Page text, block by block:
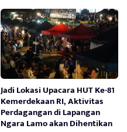
Jadi Lokasi Upacara HUT Ke-81
Kemerdekaan RI, Aktivitas
Perdagangan di Lapangan
Ngara Lamo akan Dihentikan